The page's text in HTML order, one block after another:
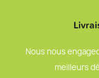
Nous nous
meilleurs